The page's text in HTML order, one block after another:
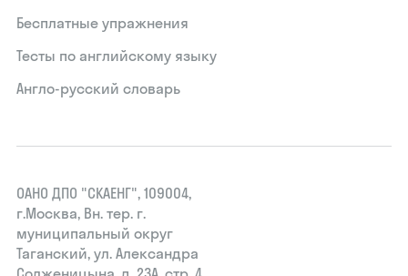
Бесплатные упражнения
Тесты по английскому языку
Англо-русский словарь
ОАНО ДПО "СКАЕНГ", 109004,
г.Москва, Вн. тер. г.
муниципальный округ
Таганский, ул. Александра